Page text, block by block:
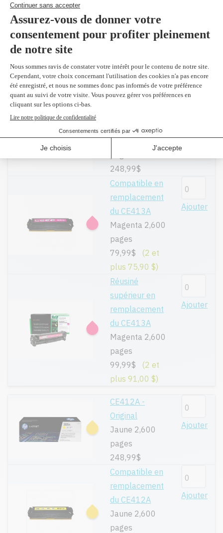
remplacement
du CE411A
pages
99,99$ (2 et
plus 91,00 $)
Original
Magenta 2,600
248,99$
Ajouter
Compatible en
remplacement
du CE413A
Magenta 2,600
pages
79,99$
(2 et
plus 75,90 $)
Ajouter
Réusiné
supérieur en
remplacement
du CE413A
Magenta 2,600
pages
99,99$
(2 et
plus 91,00 $)
Ajouter
CE412A -
Original
Jaune 2,600
pages
248,99$
Ajouter
Compatible en
remplacement
du CE412A
Jaune 2,600
pages
Ajouter